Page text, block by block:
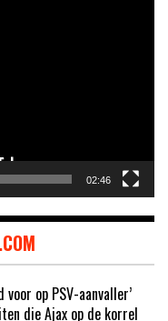
02:46
op PSV-aanvaller’
die Ajax op de korrel